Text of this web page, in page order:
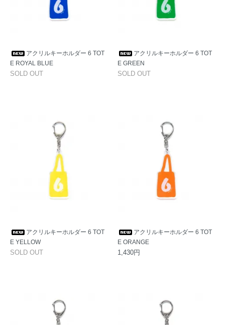
アクリルキーホルダー 6 TOT
E ROYAL BLUE
SOLD OUT
アクリルキーホルダー 6 TOT
E GREEN
SOLD OUT
アクリルキーホルダー 6 TOT
E YELLOW
SOLD OUT
アクリルキーホルダー 6 TOT
E ORANGE
1,430円